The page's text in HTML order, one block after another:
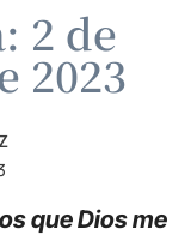
2 de
2023
que Dios me